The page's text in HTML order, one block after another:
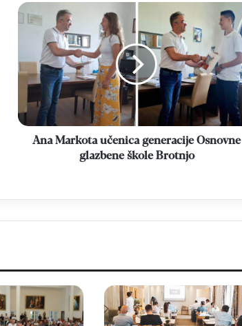
Ana
Markota
učenica
generacije
Osnovne
glazbene
Brotnjo
Ana Markota učenica generacije Osnovne
glazbene škole Brotnjo